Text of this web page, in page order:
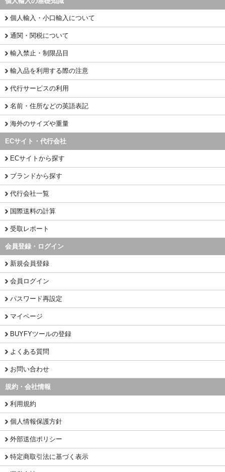
個人輸入・小口輸入について
通関・関税について
輸入禁止・制限品目
輸入品を利用する際の注意
代行サービスの利用
名前・住所などの英語表記
海外のサイズや重量
ECサイト・代行会社
ECサイトから探す
ブランドから探す
代行会社一覧
国際送料の計算
受取レポート
会員登録・ログイン
新規会員登録
会員ログイン
パスワード再設定
マイページ
BUYFYツールの登録
よくある質問
お問い合わせ
規約・会社情報
利用規約
個人情報保護方針
外部送信ポリシー
特定商取引法に基づく表示